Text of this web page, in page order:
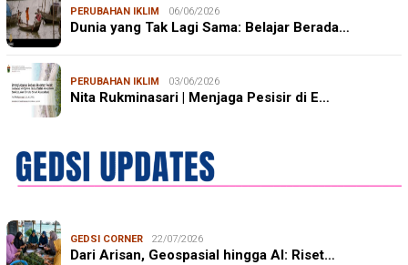
PERUBAHAN IKLIM 06/06/2026
Dunia yang Tak Lagi Sama: Belajar Berada…
PERUBAHAN IKLIM 03/06/2026
Nita Rukminasari | Menjaga Pesisir di E…
GEDSI CORNER 22/07/2026
Dari Arisan, Geospasial hingga AI: Riset…